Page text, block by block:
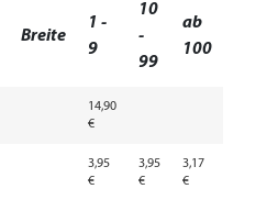
Breite
1 -
9
10
-
99
ab
100
14,90
€
3,95
€
3,95
€
3,17
€